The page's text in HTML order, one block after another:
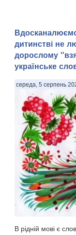
дитинстві не
дорослому
українське
середа, 5 серпень
В рідній мові є